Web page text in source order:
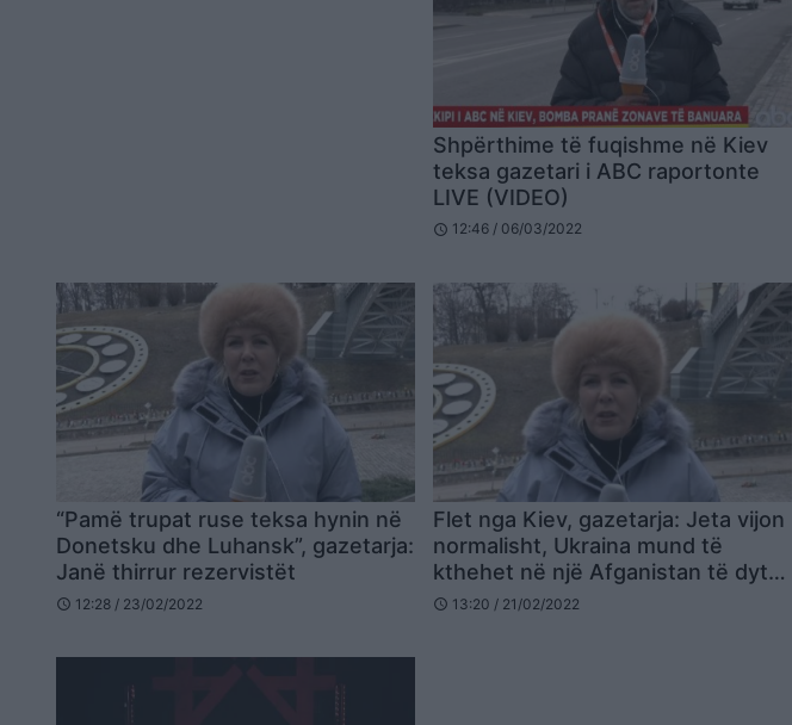
Shpërthime të fuqishme në Kiev
teksa gazetari i ABC raportonte
LIVE (VIDEO)
schedule 12:46 / 06/03/2022
“Pamë trupat ruse teksa hynin në
Donetsku dhe Luhansk”, gazetarja:
Janë thirrur rezervistët
schedule 12:28 / 23/02/2022
Flet nga Kiev, gazetarja: Jeta vijon
normalisht, Ukraina mund të
kthehet në një Afganistan të dytë
për Rusinë
schedule 13:20 / 21/02/2022